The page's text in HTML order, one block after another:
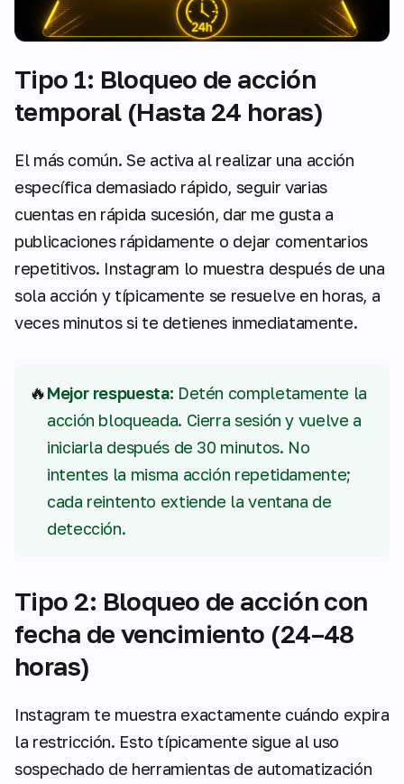
Tipo 1: Bloqueo de acción
temporal (Hasta 24 horas)
El más común. Se activa al realizar una acción
específica demasiado rápido, seguir varias
cuentas en rápida sucesión, dar me gusta a
publicaciones rápidamente o dejar comentarios
repetitivos. Instagram lo muestra después de una
sola acción y típicamente se resuelve en horas, a
veces minutos si te detienes inmediatamente.
🔥Mejor respuesta: Detén completamente la
acción bloqueada. Cierra sesión y vuelve a
iniciarla después de 30 minutos. No
intentes la misma acción repetidamente;
cada reintento extiende la ventana de
detección.
Tipo 2: Bloqueo de acción con
fecha de vencimiento (24–48
horas)
Instagram te muestra exactamente cuándo expira
la restricción. Esto típicamente sigue al uso
sospechado de herramientas de automatización